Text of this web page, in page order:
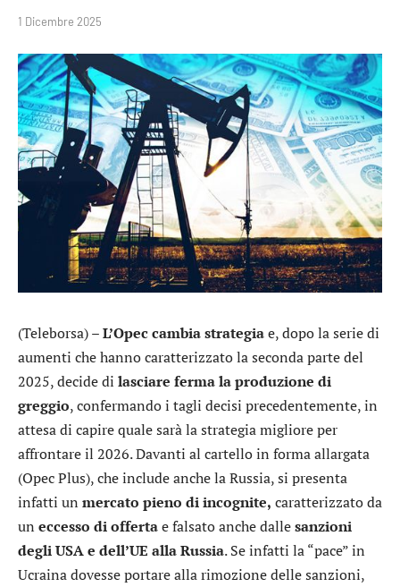
1 Dicembre 2025
(Teleborsa) –L’Opec cambia strategiae, dopo la serie di
aumenti che hanno caratterizzato la seconda parte del
2025, decide di lasciare ferma la produzione di
greggio, confermando i tagli decisi precedentemente, in
attesa di capire quale sarà la strategia migliore per
affrontare il 2026. Davanti al cartello in forma allargata
(Opec Plus), che include anche la Russia, si presenta
infatti un mercato pieno di incognite, caratterizzato da
un eccesso di offertae falsato anche dallesanzioni
degli USA e dell’UE alla Russia. Se infatti la “pace” in
Ucraina dovesse portare alla rimozione delle sanzioni,